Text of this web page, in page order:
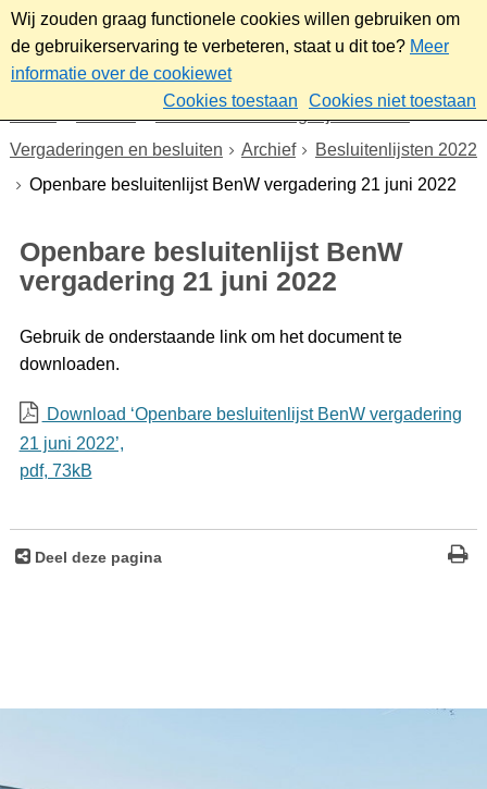
Wij zouden graag functionele cookies willen gebruiken om
de gebruikerservaring te verbeteren, staat u dit toe? Meer
informatie over de cookiewet
Cookies toestaan
Cookies niet toestaan
Gemeenteraad/Dagelijks bestuur
Vergaderingen en besluiten
Archief
Besluitenlijsten 2022
Openbare besluitenlijst BenW vergadering 21 juni 2022
Openbare besluitenlijst BenW
vergadering 21 juni 2022
Gebruik de onderstaande link om het document te
downloaden.
Download ‘Openbare besluitenlijst BenW vergadering
21 juni 2022’,
pdf, 73kB
Deel deze pagina